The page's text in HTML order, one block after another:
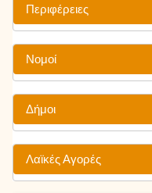
Περιφέρειες
Νομοί
Δήμοι
Λαϊκές Αγορές